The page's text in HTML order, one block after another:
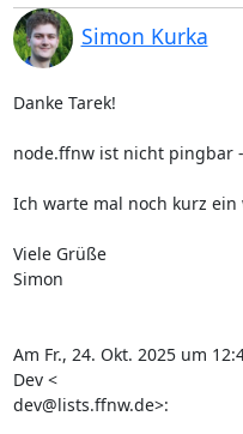
Simon Kurka
Danke Tarek!
node.ffnw ist nicht pingbar
Ich warte mal noch kurz
Viele Grüße
Simon
Am Fr., 24. Okt. 2025 um
Dev <
dev@lists.ffnw.de>: